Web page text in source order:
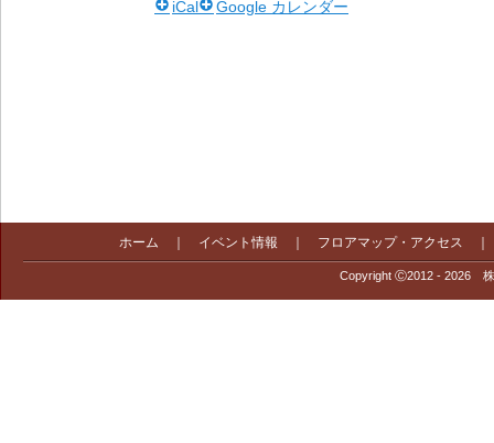
iCal Google カレンダー
ホーム イベント情報 フロアマップ・アクセス
Copyright Ⓒ2012 - 2026 株